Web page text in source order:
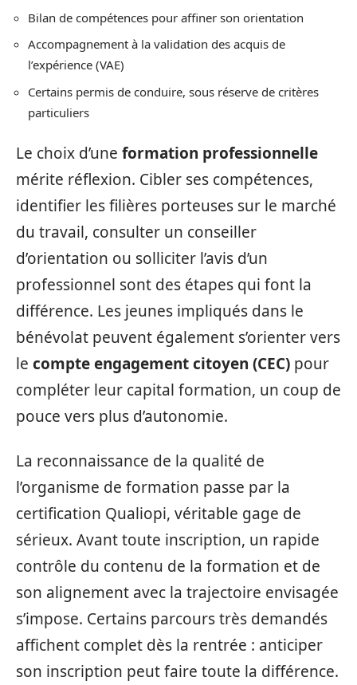
Bilan de compétences pour affiner son orientation
Accompagnement à la validation des acquis de
l’expérience (VAE)
Certains permis de conduire, sous réserve de critères
particuliers
Le choix d’une formation professionnelle
mérite réflexion. Cibler ses compétences,
identifier les filières porteuses sur le marché
du travail, consulter un conseiller
d’orientation ou solliciter l’avis d’un
professionnel sont des étapes qui font la
différence. Les jeunes impliqués dans le
bénévolat peuvent également s’orienter vers
le compte engagement citoyen (CEC) pour
compléter leur capital formation, un coup de
pouce vers plus d’autonomie.
La reconnaissance de la qualité de
l’organisme de formation passe par la
certification Qualiopi, véritable gage de
sérieux. Avant toute inscription, un rapide
contrôle du contenu de la formation et de
son alignement avec la trajectoire envisagée
s’impose. Certains parcours très demandés
affichent complet dès la rentrée : anticiper
son inscription peut faire toute la différence.